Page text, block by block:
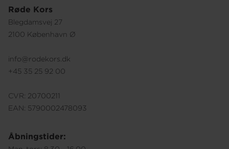
Røde Kors
Blegdamsvej 27
2100 København Ø
info@rodekors.dk
+45 35 25 92 00
CVR: 20700211
EAN: 5790002478093
Åbningstider: